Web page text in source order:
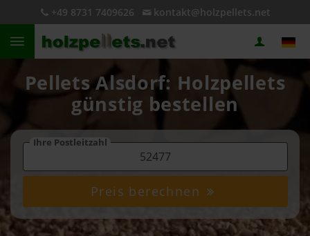
+49 8731 7409626 kontakt@holzpellets.net
Pellets Alsdorf: Holzpellets
günstig bestellen
Ihre Postleitzahl
Preis berechnen